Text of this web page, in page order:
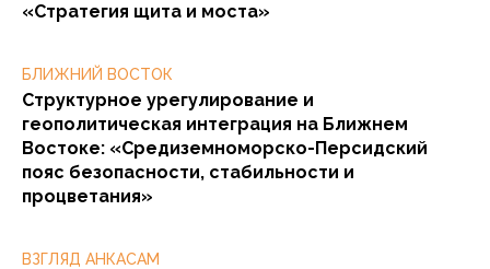
«Стратегия щита и моста»
БЛИЖНИЙ ВОСТОК
Структурное урегулирование и
геополитическая интеграция на Ближнем
Востоке: «Средиземноморско-Персидский
пояс безопасности, стабильности и
процветания»
ВЗГЛЯД АНКАСАМ